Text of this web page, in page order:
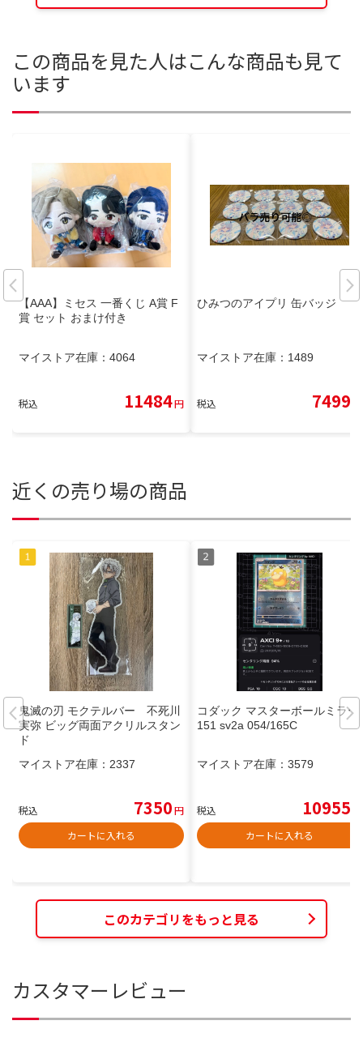
この商品を見た人はこんな商品も見て
います
【AAA】ミセス 一番くじ A賞 F
賞 セット おまけ付き
マイストア在庫： 4064
税込 11484円
ひみつのアイプリ 缶バッジ
マイストア在庫： 1489
税込 7499
近くの売り場の商品
鬼滅の刃 モクテルバー 不死川
実弥 ビッグ両面アクリルスタン
ド
マイストア在庫： 2337
税込 7350円
カートに入れる
コダック マスターボールミラー
151 sv2a 054/165C
マイストア在庫： 3579
税込 10955
カートに入れる
このカテゴリをもっと見る
カスタマーレビュー